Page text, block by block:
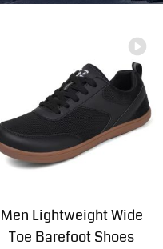
Men Lightweight Wide
Toe Barefoot Shoes